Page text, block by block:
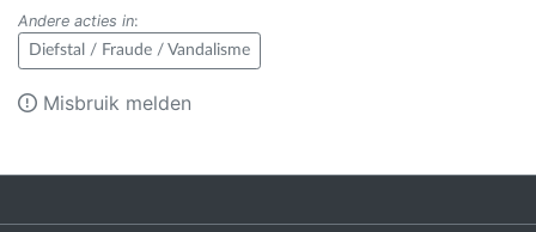
Andere acties in:
Diefstal / Fraude / Vandalisme
Misbruik melden